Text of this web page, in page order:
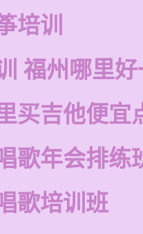
培训
福州哪里
买吉他便宜
歌年会排练
歌培训班